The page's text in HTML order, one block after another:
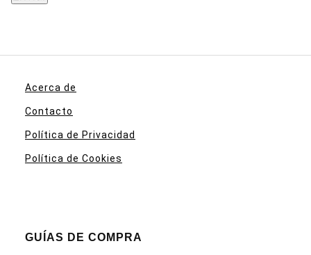
Acerca de
Contacto
Política de Privacidad
Política de Cookies
GUÍAS DE COMPRA